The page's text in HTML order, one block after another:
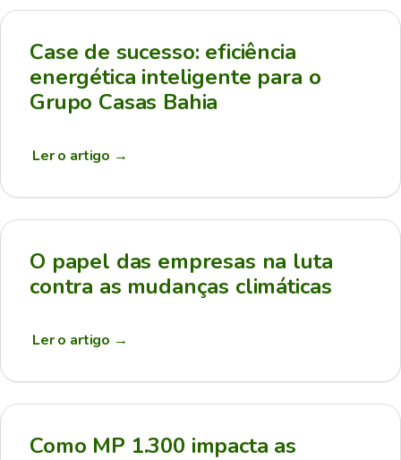
Case de sucesso: eficiência
energética inteligente para o
Grupo Casas Bahia
Ler o artigo →
O papel das empresas na luta
contra as mudanças climáticas
Ler o artigo →
Como MP 1.300 impacta as